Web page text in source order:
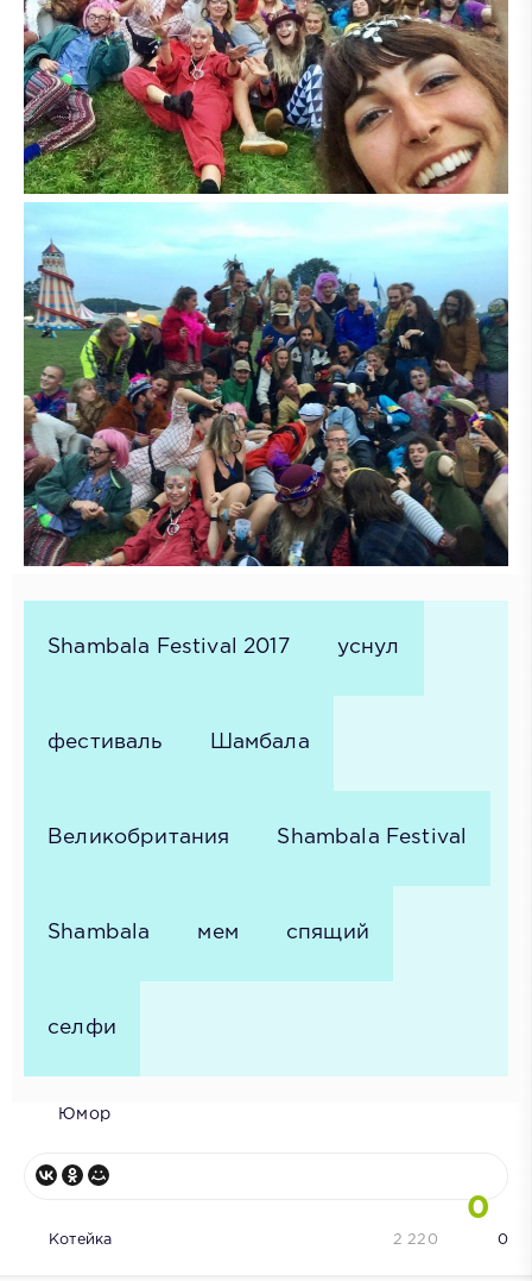
Shambala Festival 2017 уснул
фестиваль Шамбала
Великобритания Shambala Festival
Shambala мем спящий
селфи
Юмор
0
Котейка 0
2 220